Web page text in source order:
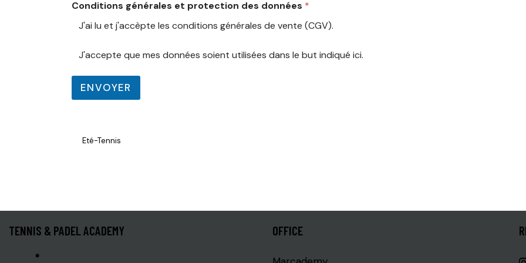
Conditions générales et protection des données *
J'ai lu et j'accèpte les conditions générales de vente (CGV).
o
e
o
n
J'accepte que mes données soient utilisées dans le but indiqué ici.
ENVOYER
Eté-Tennis
TENNIS & PADEL ACADEMY OFFICE